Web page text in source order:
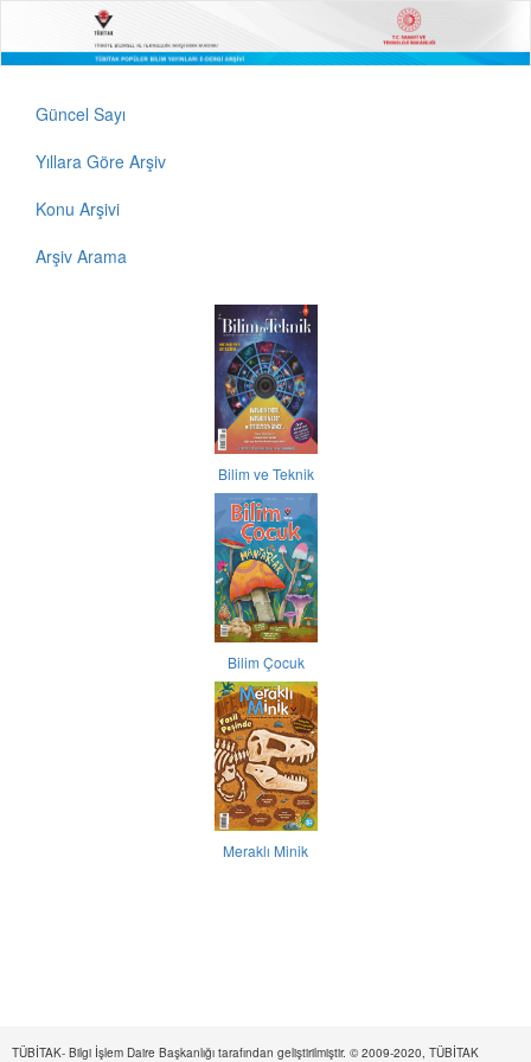
Güncel Sayı
Yıllara Göre Arşiv
Konu Arşivi
Arşiv Arama
Bilim ve Teknik
Bilim Çocuk
Meraklı Minik
TÜBİTAK- Bilgi İşlem Daire Başkanlığı tarafından geliştirilmiştir. © 2009-2020, TÜBİTAK